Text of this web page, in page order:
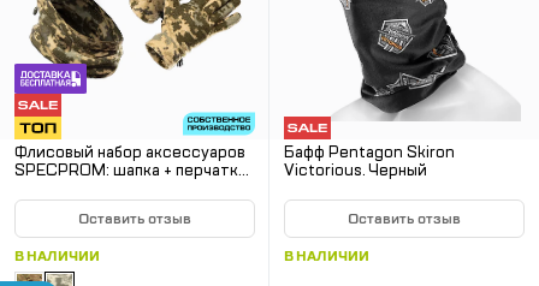
Флисовый набор аксессуаров
SPECPROM: шапка + перчатки
Оставить отзыв
В НАЛИЧИИ
Бафф Pentagon Skiron
Victorious. Черный
Оставить отзыв
В НАЛИЧИИ